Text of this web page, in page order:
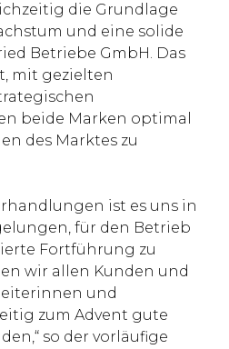
die Grundlage
und eine solide
Betriebe GmbH. Das
mit gezielten
beide Marken optimal
des Marktes zu
ist es uns in
für den Betrieb
Fortführung zu
wir allen Kunden und
und
zum Advent gute
so der vorläufige